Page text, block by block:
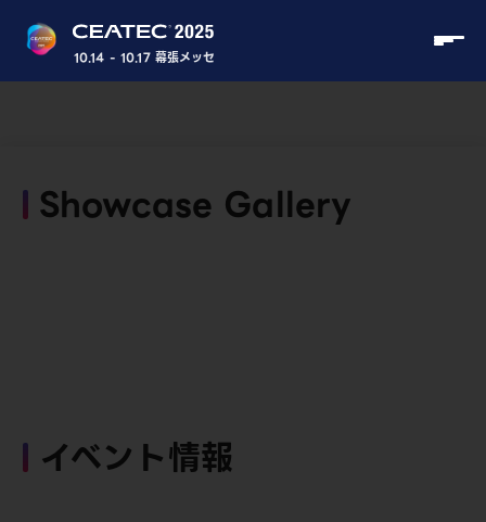
10.14 - 10.17 幕張メッセ
Showcase Gallery
イベント情報